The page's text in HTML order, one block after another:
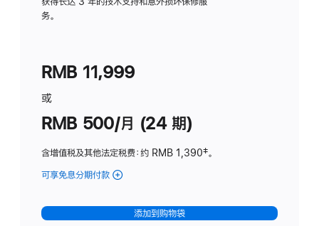
务。
RMB 11,999
或
RMB 500/月 (24 期)
含增值税及其他法定税费：约 RMB 1,390脚
‡。
可享免息分期付款 (Studio
-
标
添加到购物袋